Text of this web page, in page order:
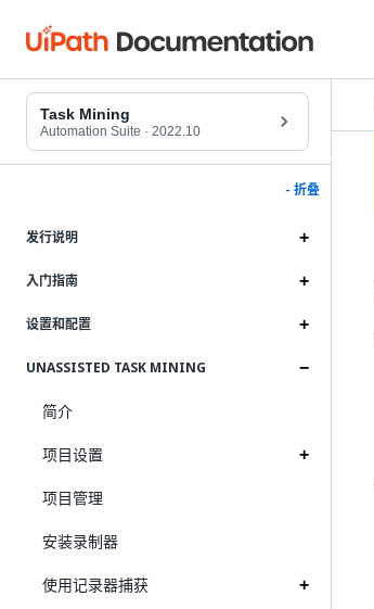
Task Mining
Automation Suite · 2022.10
- 折叠
发行说明
入门指南
设置和配置
UNASSISTED TASK MINING
简介
项目设置
项目管理
安装录制器
使用记录器捕获